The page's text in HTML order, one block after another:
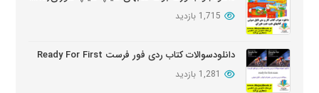
دانلود دوره آموزشی Wider World ویرایش دوم
دانلود سوالات کتابهای Oxford Discover
1,715 بازدید
دانلودسوالات کتاب ردی فور فرست Ready For First
1,281 بازدید